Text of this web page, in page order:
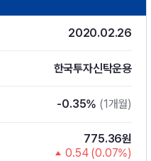
2020.02.26
한국투자신탁운용
-0.35% (1개월)
775.36원
0.54 (0.07%)